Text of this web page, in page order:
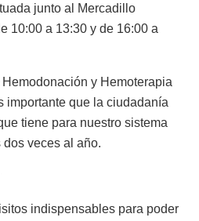
junto al Mercadillo
10:00 a 13:30 y de 16:00 a
y Hemoterapia
importante que la ciudadanía
tiene para nuestro sistema
veces al año.
indispensables para poder